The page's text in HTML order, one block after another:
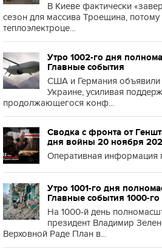
В Киеве фактически
сезон для массива Троещина, потому
теплоэлектроце...
Утро 1002-го дня
Главные события
США и Германия
Украине, усиливая
продолжающегося конф...
Сводка с фронта от
дня войны 20 ноября
Оперативная информация
Утро 1001-го дня
Главные события 1000-
На 1000-й день
президент Владимир
Верховной Раде План в...